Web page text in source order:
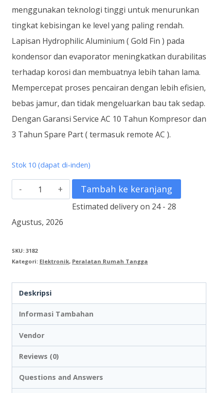
menggunakan teknologi tinggi untuk menurunkan
tingkat kebisingan ke level yang paling rendah.
Lapisan Hydrophilic Aluminium ( Gold Fin ) pada
kondensor dan evaporator meningkatkan durabilitas
terhadap korosi dan membuatnya lebih tahan lama.
Mempercepat proses pencairan dengan lebih efisien,
bebas jamur, dan tidak mengeluarkan bau tak sedap.
Dengan Garansi Service AC 10 Tahun Kompresor dan
3 Tahun Spare Part ( termasuk remote AC ).
Stok 10 (dapat di-inden)
Kuantitas
AC
Neuva
2
PK
PAC
18VZ
Tambah ke keranjang
Estimated delivery on 24 - 28
Agustus, 2026
SKU: 3182
Kategori: Elektronik, Peralatan Rumah Tangga
Deskripsi
Informasi Tambahan
Vendor
Reviews (0)
Questions and Answers